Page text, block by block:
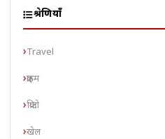
श्रेणियाँ
Travel
क्राइम
क्रिप्टो
खेल